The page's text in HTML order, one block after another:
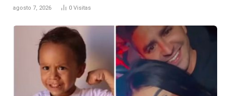
agosto 7, 2026 0 Visitas